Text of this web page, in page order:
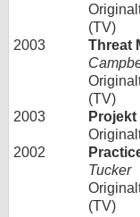
(TV)
2003
Threat
(TV)
2003
2002
Tucker
(TV)